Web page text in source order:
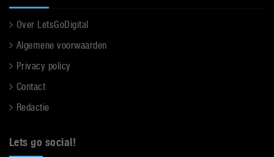
Over LetsGoDigital
Algemene voorwaarden
Privacy policy
Contact
Redactie
Lets go social!